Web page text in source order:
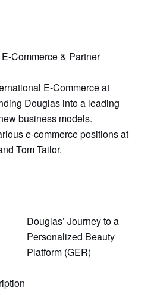
Commerce & Partner
E-Commerce at
Douglas into a leading
business models.
e-commerce positions at
Tom Tailor.
Douglas’ Journey to a
Personalized Beauty
Platform (GER)